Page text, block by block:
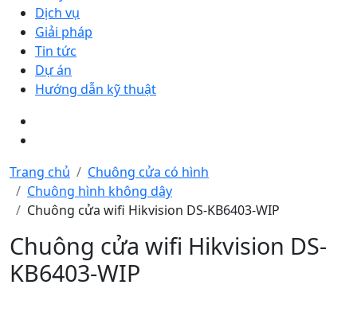
Dịch vụ
Giải pháp
Tin tức
Dự án
Hướng dẫn kỹ thuật
Trang chủ
Chuông cửa có hình
Chuông hình không dây
Chuông cửa wifi Hikvision DS-KB6403-WIP
Chuông cửa wifi Hikvision DS-
KB6403-WIP